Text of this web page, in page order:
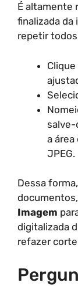
É altamente
finalizada da
repetir
salve-
a
JPEG.
Dessa
Imagem
digitalizada
refazer